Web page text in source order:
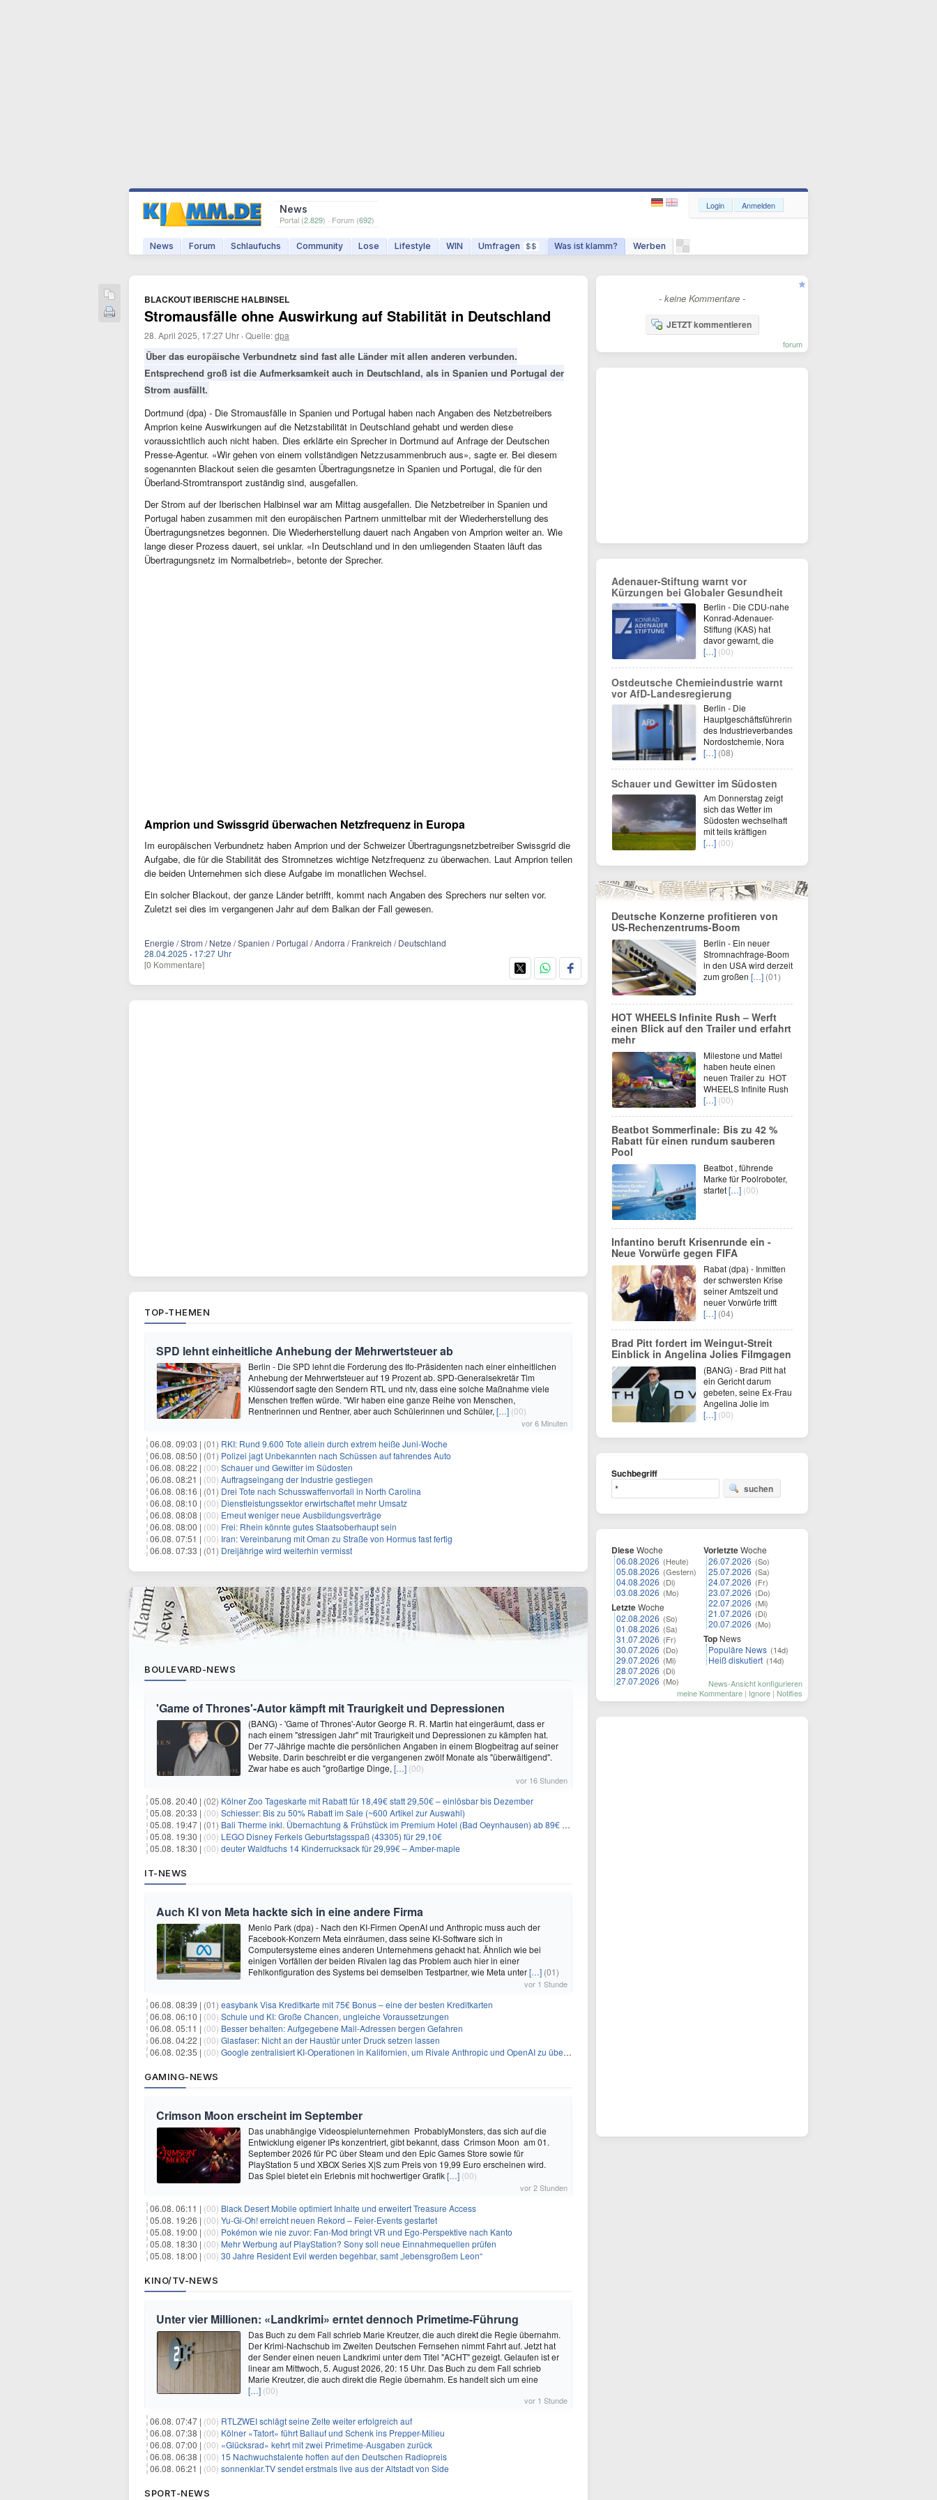
News
Portal (2.829) · Forum (692)
News Forum Schlaufuchs Community Lose Lifestyle WIN Umfragen $$ Was ist klamm? Werben
Login Anmelden
BLACKOUT IBERISCHE HALBINSEL
Stromausfälle ohne Auswirkung auf Stabilität in Deutschland
28. April 2025, 17:27 Uhr ·Quelle:dpa
Über das europäische Verbundnetz sind fast alle Länder mit allen anderen verbunden.
Entsprechend groß ist die Aufmerksamkeit auch in Deutschland, als in Spanien und Portugal der
Strom ausfällt.
Dortmund (dpa) - Die Stromausfälle in Spanien und Portugal haben nach Angaben des Netzbetreibers
Amprion keine Auswirkungen auf die Netzstabilität in Deutschland gehabt und werden diese
voraussichtlich auch nicht haben. Dies erklärte ein Sprecher in Dortmund auf Anfrage der Deutschen
Presse-Agentur. «Wir gehen von einem vollständigen Netzzusammenbruch aus», sagte er. Bei diesem
sogenannten Blackout seien die gesamten Übertragungsnetze in Spanien und Portugal, die für den
Überland-Stromtransport zuständig sind, ausgefallen.
Der Strom auf der Iberischen Halbinsel war am Mittag ausgefallen. Die Netzbetreiber in Spanien und
Portugal haben zusammen mit den europäischen Partnern unmittelbar mit der Wiederherstellung des
Übertragungsnetzes begonnen. Die Wiederherstellung dauert nach Angaben von Amprion weiter an. Wie
lange dieser Prozess dauert, sei unklar. «In Deutschland und in den umliegenden Staaten läuft das
Übertragungsnetz im Normalbetrieb», betonte der Sprecher.
Amprion und Swissgrid überwachen Netzfrequenz in Europa
Im europäischen Verbundnetz haben Amprion und der Schweizer Übertragungsnetzbetreiber Swissgrid die
Aufgabe, die für die Stabilität des Stromnetzes wichtige Netzfrequenz zu überwachen. Laut Amprion teilen
die beiden Unternehmen sich diese Aufgabe im monatlichen Wechsel.
Ein solcher Blackout, der ganze Länder betrifft, kommt nach Angaben des Sprechers nur selten vor.
Zuletzt sei dies im vergangenen Jahr auf dem Balkan der Fall gewesen.
Energie / Strom / Netze / Spanien / Portugal / Andorra / Frankreich / Deutschland
28.04.2025 · 17:27 Uhr
[0 Kommentare]
TOP-THEMEN
SPD lehnt einheitliche Anhebung der Mehrwertsteuer ab
Berlin - Die SPD lehnt die Forderung des Ifo-Präsidenten nach einer einheitlichen
Anhebung der Mehrwertsteuer auf 19 Prozent ab. SPD-Generalsekretär Tim
Klüssendorf sagte den Sendern RTL und ntv, dass eine solche Maßnahme viele
Menschen treffen würde. "Wir haben eine ganze Reihe von Menschen,
Rentnerinnen und Rentner, aber auch Schülerinnen und Schüler, […] (00)
vor 6 Minuten
06.08. 09:03 | (01) RKI: Rund 9.600 Tote allein durch extrem heiße Juni-Woche
06.08. 08:50 | (01) Polizei jagt Unbekannten nach Schüssen auf fahrendes Auto
06.08. 08:22 | (00) Schauer und Gewitter im Südosten
06.08. 08:21 | (00) Auftragseingang der Industrie gestiegen
06.08. 08:16 | (01) Drei Tote nach Schusswaffenvorfall in North Carolina
06.08. 08:10 | (00) Dienstleistungssektor erwirtschaftet mehr Umsatz
06.08. 08:08 | (00) Erneut weniger neue Ausbildungsverträge
06.08. 08:00 | (00) Frei: Rhein könnte gutes Staatsoberhaupt sein
06.08. 07:51 | (00) Iran: Vereinbarung mit Oman zu Straße von Hormus fast fertig
06.08. 07:33 | (01) Dreijährige wird weiterhin vermisst
BOULEVARD-NEWS
'Game of Thrones'-Autor kämpft mit Traurigkeit und Depressionen
(BANG) - 'Game of Thrones'-Autor George R. R. Martin hat eingeräumt, dass er
nach einem "stressigen Jahr" mit Traurigkeit und Depressionen zu kämpfen hat.
Der 77-Jährige machte die persönlichen Angaben in einem Blogbeitrag auf seiner
Website. Darin beschreibt er die vergangenen zwölf Monate als "überwältigend".
Zwar habe es auch "großartige Dinge, […] (00)
vor 16 Stunden
05.08. 20:40 | (02) Kölner Zoo Tageskarte mit Rabatt für 18,49€ statt 29,50€ – einlösbar bis Dezember
05.08. 20:33 | (00) Schiesser: Bis zu 50% Rabatt im Sale (~600 Artikel zur Auswahl)
05.08. 19:47 | (01) Bali Therme inkl. Übernachtung & Frühstück im Premium Hotel (Bad Oeynhausen) ab 89€ p.P.
05.08. 19:30 | (00) LEGO Disney Ferkels Geburtstagsspaß (43305) für 29,10€
05.08. 18:30 | (00) deuter Waldfuchs 14 Kinderrucksack für 29,99€ – Amber-maple
IT-NEWS
Auch KI von Meta hackte sich in eine andere Firma
Menlo Park (dpa) - Nach den KI-Firmen OpenAI und Anthropic muss auch der
Facebook-Konzern Meta einräumen, dass seine KI-Software sich in
Computersysteme eines anderen Unternehmens gehackt hat. Ähnlich wie bei
einigen Vorfällen der beiden Rivalen lag das Problem auch hier in einer
Fehlkonfiguration des Systems bei demselben Testpartner, wie Meta unter[…] (01)
vor 1 Stunde
06.08. 08:39 | (01) easybank Visa Kreditkarte mit 75€ Bonus – eine der besten Kreditkarten
06.08. 06:10 | (00) Schule und KI: Große Chancen, ungleiche Voraussetzungen
06.08. 05:11 | (00) Besser behalten: Aufgegebene Mail-Adressen bergen Gefahren
06.08. 04:22 | (00) Glasfaser: Nicht an der Haustür unter Druck setzen lassen
06.08. 02:35 | (00) Google zentralisiert KI-Operationen in Kalifornien, um Rivale Anthropic und OpenAI zu überholen
GAMING-NEWS
Crimson Moon erscheint im September
Das unabhängige Videospielunternehmen ProbablyMonsters, das sich auf die
Entwicklung eigener IPs konzentriert, gibt bekannt, dass Crimson Moon am 01.
September 2026 für PC über Steam und den Epic Games Store sowie für
PlayStation 5 und XBOX Series X|S zum Preis von 19,99 Euro erscheinen wird.
Das Spiel bietet ein Erlebnis mit hochwertiger Grafik[…] (00)
vor 2 Stunden
06.08. 06:11 | (00) Black Desert Mobile optimiert Inhalte und erweitert Treasure Access
05.08. 19:26 | (00) Yu‑Gi‑Oh! erreicht neuen Rekord – Feier‑Events gestartet
05.08. 19:00 | (00) Pokémon wie nie zuvor: Fan-Mod bringt VR und Ego-Perspektive nach Kanto
05.08. 18:30 | (00) Mehr Werbung auf PlayStation? Sony soll neue Einnahmequellen prüfen
05.08. 18:00 | (00) 30 Jahre Resident Evil werden begehbar, samt „lebensgroßem Leon“
KINO/TV-NEWS
Unter vier Millionen: «Landkrimi» erntet dennoch Primetime-Führung
Das Buch zu dem Fall schrieb Marie Kreutzer, die auch direkt die Regie übernahm.
Der Krimi-Nachschub im Zweiten Deutschen Fernsehen nimmt Fahrt auf. Jetzt hat
der Sender einen neuen Landkrimi unter dem Titel "ACHT" gezeigt. Gelaufen ist er
linear am Mittwoch, 5. August 2026, 20: 15 Uhr. Das Buch zu dem Fall schrieb
Marie Kreutzer, die auch direkt die Regie übernahm. Es handelt sich um eine
[…] (00)
vor 1 Stunde
06.08. 07:47 | (00) RTLZWEI schlägt seine Zelte weiter erfolgreich auf
06.08. 07:38 | (00) Kölner «Tatort» führt Ballauf und Schenk ins Prepper-Milieu
06.08. 07:00 | (00) «Glücksrad» kehrt mit zwei Primetime-Ausgaben zurück
06.08. 06:38 | (00) 15 Nachwuchstalente hoffen auf den Deutschen Radiopreis
06.08. 06:21 | (00) sonnenklar.TV sendet erstmals live aus der Altstadt von Side
SPORT-NEWS
- keine Kommentare -
JETZT kommentieren
forum
Adenauer-Stiftung warnt vor
Kürzungen bei Globaler Gesundheit
Berlin - Die CDU-nahe
Konrad-Adenauer-
Stiftung (KAS) hat
davor gewarnt, die
[…] (00)
Ostdeutsche Chemieindustrie warnt
vor AfD-Landesregierung
Berlin - Die
Hauptgeschäftsführerin
des Industrieverbandes
Nordostchemie, Nora
[…] (08)
Schauer und Gewitter im Südosten
Am Donnerstag zeigt
sich das Wetter im
Südosten wechselhaft
mit teils kräftigen
[…] (00)
Deutsche Konzerne profitieren von
US-Rechenzentrums-Boom
Berlin - Ein neuer
Stromnachfrage-Boom
in den USA wird derzeit
zum großen […] (01)
HOT WHEELS Infinite Rush – Werft
einen Blick auf den Trailer und erfahrt
mehr
Milestone und Mattel
haben heute einen
neuen Trailer zu HOT
WHEELS Infinite Rush
[…] (00)
Beatbot Sommerfinale: Bis zu 42 %
Rabatt für einen rundum sauberen
Pool
Beatbot , führende
Marke für Poolroboter,
startet[…] (00)
Infantino beruft Krisenrunde ein -
Neue Vorwürfe gegen FIFA
Rabat (dpa) - Inmitten
der schwersten Krise
seiner Amtszeit und
neuer Vorwürfe trifft
[…] (04)
Brad Pitt fordert im Weingut-Streit
Einblick in Angelina Jolies Filmgagen
(BANG) - Brad Pitt hat
ein Gericht darum
gebeten, seine Ex-Frau
Angelina Jolie im
[…] (00)
Suchbegriff
suchen
DieseWoche
06.08.2026 (Heute)
05.08.2026 (Gestern)
04.08.2026 (Di)
03.08.2026 (Mo)
LetzteWoche
02.08.2026 (So)
01.08.2026 (Sa)
31.07.2026 (Fr)
30.07.2026 (Do)
29.07.2026 (Mi)
28.07.2026 (Di)
27.07.2026 (Mo)
VorletzteWoche
26.07.2026 (So)
25.07.2026 (Sa)
24.07.2026 (Fr)
23.07.2026 (Do)
22.07.2026 (Mi)
21.07.2026 (Di)
20.07.2026 (Mo)
Top News
Populäre News (14d)
Heiß diskutiert (14d)
News-Ansicht konfigurieren
meine Kommentare | Ignore | Notifies